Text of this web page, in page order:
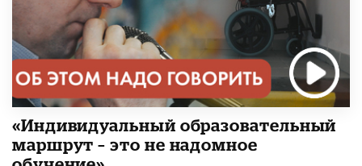
«Индивидуальный образовательный
маршрут – это не надомное